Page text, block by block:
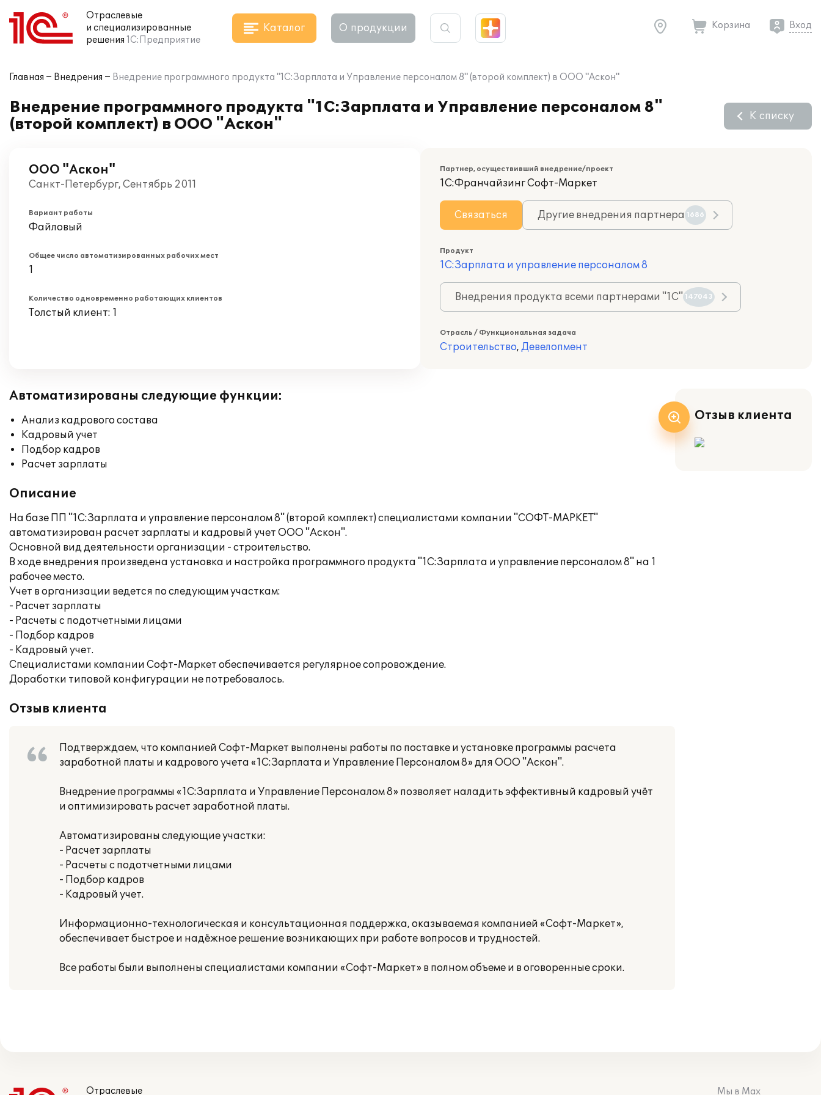
Отраслевые
и специализированные
решения 1С:Предприятие
Каталог О продукции Корзина Вход
Главная Внедрения Внедрение программного продукта "1С:Зарплата и Управление персоналом 8" (второй комплект) в ООО "Аскон"
Внедрение программного продукта "1С:Зарплата и Управление персоналом 8"
(второй комплект) в ООО "Аскон"
К списку
ООО "Аскон"
Санкт-Петербург, Сентябрь 2011
Вариант работы
Файловый
Общее число автоматизированных рабочих мест
1
Количество одновременно работающих клиентов
Толстый клиент: 1
Партнер, осуществивший внедрение/проект
1С:Франчайзинг Софт-Маркет
Связаться Другие внедрения партнера 1686
Продукт
1С:Зарплата и управление персоналом 8
Внедрения продукта всеми партнерами "1С" 147043
Отрасль / Функциональная задача
Строительство, Девелопмент
Автоматизированы следующие функции:
Анализ кадрового состава
Кадровый учет
Подбор кадров
Расчет зарплаты
Описание
На базе ПП "1С:Зарплата и управление персоналом 8" (второй комплект) специалистами компании "СОФТ-МАРКЕТ"
автоматизирован расчет зарплаты и кадровый учет ООО "Аскон".
Основной вид деятельности организации - строительство.
В ходе внедрения произведена установка и настройка программного продукта "1С:Зарплата и управление персоналом 8" на 1
рабочее место.
Учет в организации ведется по следующим участкам:
- Расчет зарплаты
- Расчеты с подотчетными лицами
- Подбор кадров
- Кадровый учет.
Специалистами компании Софт-Маркет обеспечивается регулярное сопровождение.
Доработки типовой конфигурации не потребовалось.
Отзыв клиента
Подтверждаем, что компанией Софт-Маркет выполнены работы по поставке и установке программы расчета
заработной платы и кадрового учета «1С:Зарплата и Управление Персоналом 8» для ООО "Аскон".
Внедрение программы «1С:Зарплата и Управление Персоналом 8» позволяет наладить эффективный кадровый учёт
и оптимизировать расчет заработной платы.
Автоматизированы следующие участки:
- Расчет зарплаты
- Расчеты с подотчетными лицами
- Подбор кадров
- Кадровый учет.
Информационно-технологическая и консультационная поддержка, оказываемая компанией «Софт-Маркет»,
обеспечивает быстрое и надёжное решение возникающих при работе вопросов и трудностей.
Все работы были выполнены специалистами компании «Софт-Маркет» в полном объеме и в оговоренные сроки.
Отзыв клиента
Отраслевые Мы в Max